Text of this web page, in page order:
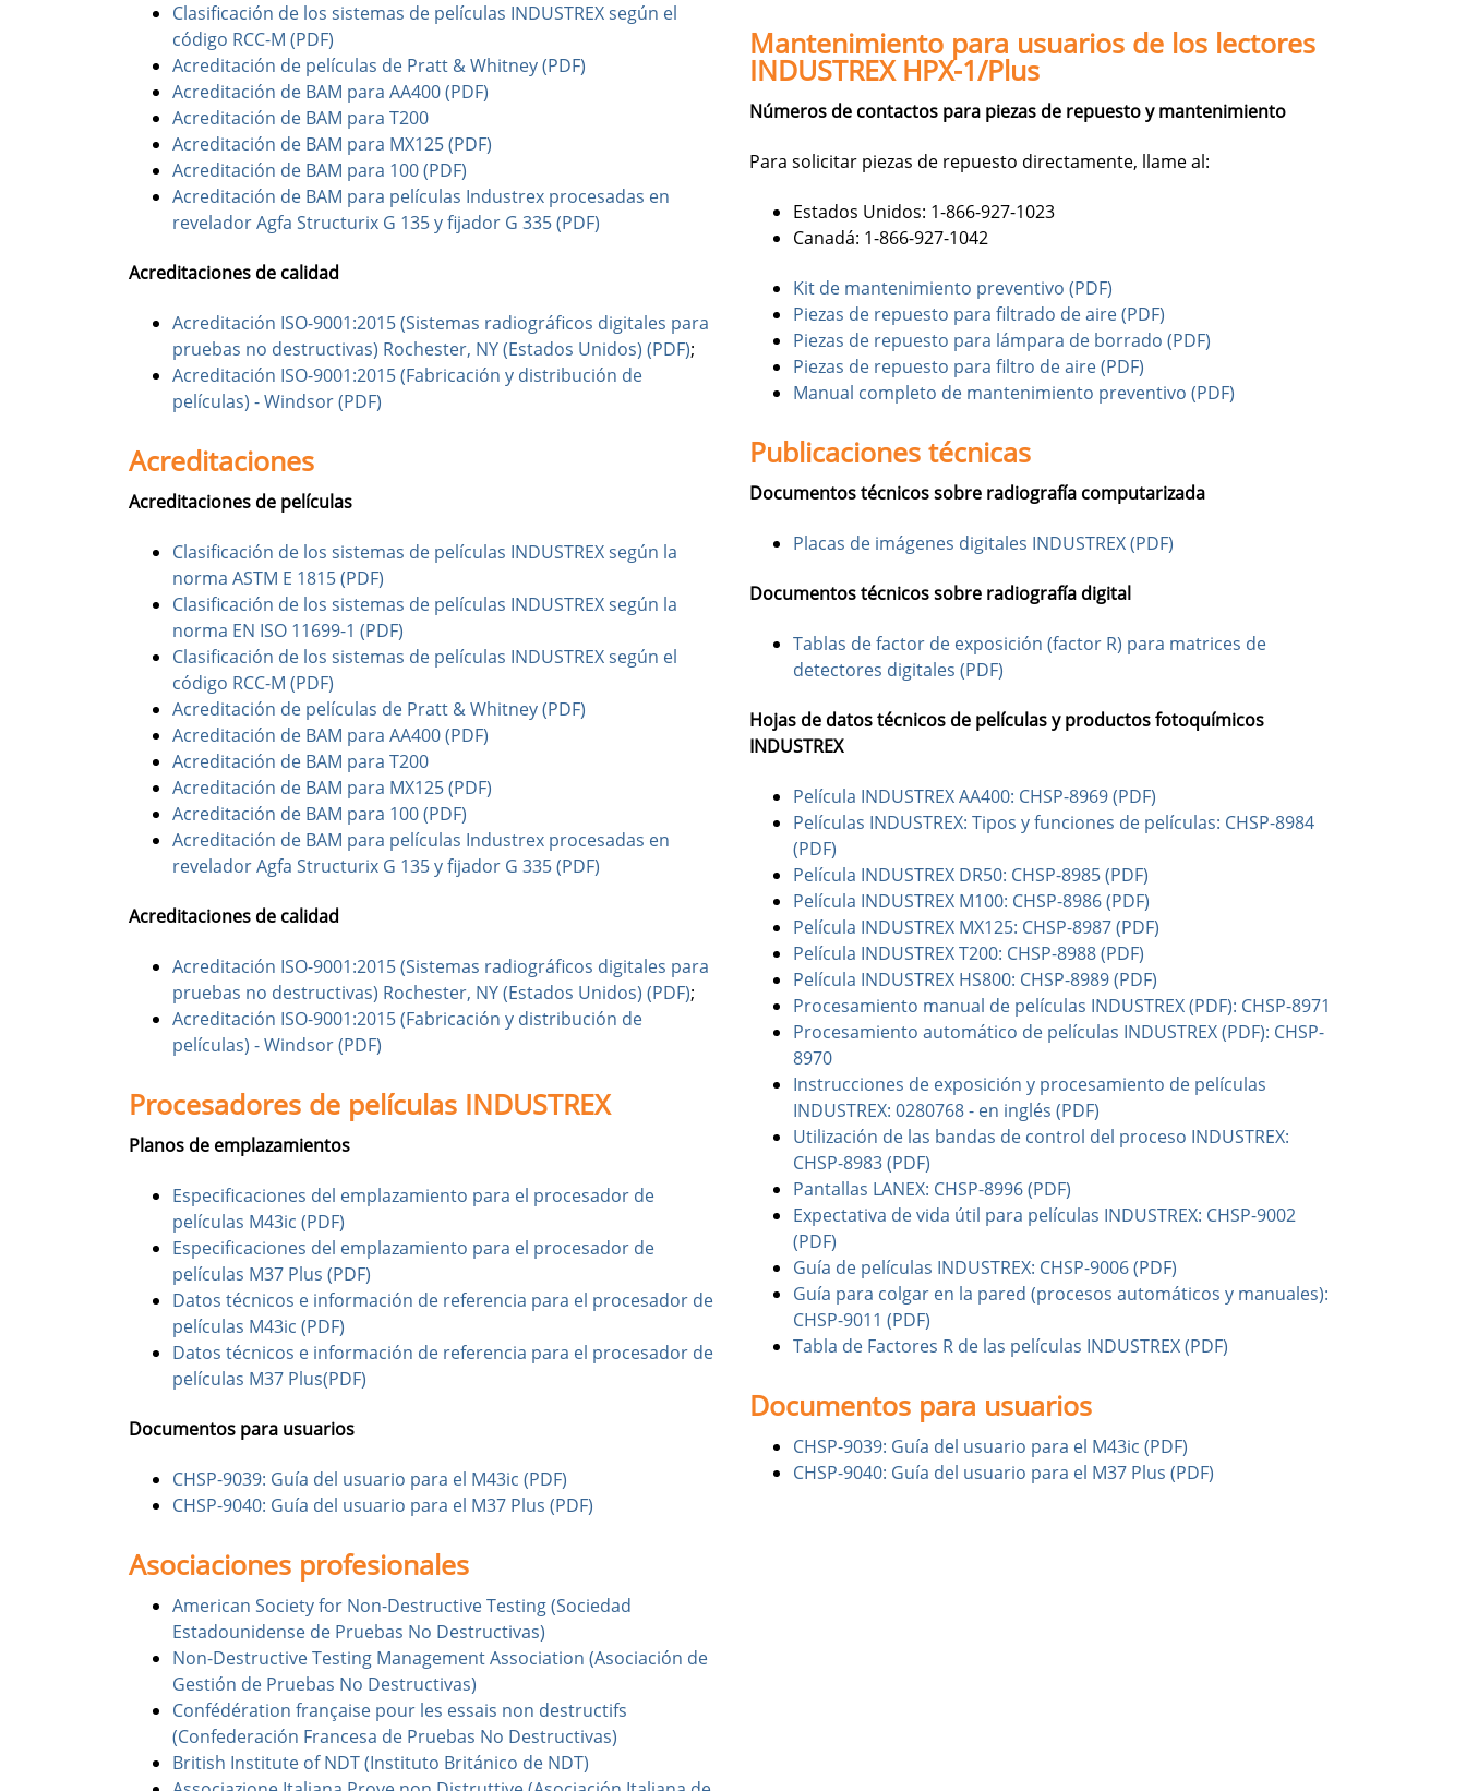
Clasificación de los sistemas de películas INDUSTREX según el
código RCC-M (PDF)
Acreditación de películas de Pratt & Whitney (PDF)
Acreditación de BAM para AA400 (PDF)
Acreditación de BAM para T200
Acreditación de BAM para MX125 (PDF)
Acreditación de BAM para 100 (PDF)
Acreditación de BAM para películas Industrex procesadas en
revelador Agfa Structurix G 135 y fijador G 335 (PDF)
Acreditaciones de calidad
Acreditación ISO-9001:2015 (Sistemas radiográficos digitales para
pruebas no destructivas) Rochester, NY (Estados Unidos) (PDF);
Acreditación ISO-9001:2015 (Fabricación y distribución de
películas) - Windsor (PDF)
Acreditaciones
Acreditaciones de películas
Clasificación de los sistemas de películas INDUSTREX según la
norma ASTM E 1815 (PDF)
Clasificación de los sistemas de películas INDUSTREX según la
norma EN ISO 11699-1 (PDF)
Clasificación de los sistemas de películas INDUSTREX según el
código RCC-M (PDF)
Acreditación de películas de Pratt & Whitney (PDF)
Acreditación de BAM para AA400 (PDF)
Acreditación de BAM para T200
Acreditación de BAM para MX125 (PDF)
Acreditación de BAM para 100 (PDF)
Acreditación de BAM para películas Industrex procesadas en
revelador Agfa Structurix G 135 y fijador G 335 (PDF)
Acreditaciones de calidad
Acreditación ISO-9001:2015 (Sistemas radiográficos digitales para
pruebas no destructivas) Rochester, NY (Estados Unidos) (PDF);
Acreditación ISO-9001:2015 (Fabricación y distribución de
películas) - Windsor (PDF)
Procesadores de películas INDUSTREX
Planos de emplazamientos
Especificaciones del emplazamiento para el procesador de
películas M43ic (PDF)
Especificaciones del emplazamiento para el procesador de
películas M37 Plus (PDF)
Datos técnicos e información de referencia para el procesador de
películas M43ic (PDF)
Datos técnicos e información de referencia para el procesador de
películas M37 Plus(PDF)
Documentos para usuarios
CHSP-9039: Guía del usuario para el M43ic (PDF)
CHSP-9040: Guía del usuario para el M37 Plus (PDF)
Asociaciones profesionales
American Society for Non-Destructive Testing (Sociedad
Estadounidense de Pruebas No Destructivas)
Non-Destructive Testing Management Association (Asociación de
Gestión de Pruebas No Destructivas)
Confédération française pour les essais non destructifs
(Confederación Francesa de Pruebas No Destructivas)
British Institute of NDT (Instituto Británico de NDT)
Mantenimiento para usuarios de los lectores
INDUSTREX HPX-1/Plus
Números de contactos para piezas de repuesto y mantenimiento
Para solicitar piezas de repuesto directamente, llame al:
Estados Unidos: 1-866-927-1023
Canadá: 1-866-927-1042
Kit de mantenimiento preventivo (PDF)
Piezas de repuesto para filtrado de aire (PDF)
Piezas de repuesto para lámpara de borrado (PDF)
Piezas de repuesto para filtro de aire (PDF)
Manual completo de mantenimiento preventivo (PDF)
Publicaciones técnicas
Documentos técnicos sobre radiografía computarizada
Placas de imágenes digitales INDUSTREX (PDF)
Documentos técnicos sobre radiografía digital
Tablas de factor de exposición (factor R) para matrices de
detectores digitales (PDF)
Hojas de datos técnicos de películas y productos fotoquímicos
INDUSTREX
Película INDUSTREX AA400: CHSP-8969 (PDF)
Películas INDUSTREX: Tipos y funciones de películas: CHSP-8984
(PDF)
Película INDUSTREX DR50: CHSP-8985 (PDF)
Película INDUSTREX M100: CHSP-8986 (PDF)
Película INDUSTREX MX125: CHSP-8987 (PDF)
Película INDUSTREX T200: CHSP-8988 (PDF)
Película INDUSTREX HS800: CHSP-8989 (PDF)
Procesamiento manual de películas INDUSTREX (PDF): CHSP-8971
Procesamiento automático de películas INDUSTREX (PDF): CHSP-
8970
Instrucciones de exposición y procesamiento de películas
INDUSTREX: 0280768 - en inglés (PDF)
Utilización de las bandas de control del proceso INDUSTREX:
CHSP-8983 (PDF)
Pantallas LANEX: CHSP-8996 (PDF)
Expectativa de vida útil para películas INDUSTREX: CHSP-9002
(PDF)
Guía de películas INDUSTREX: CHSP-9006 (PDF)
Guía para colgar en la pared (procesos automáticos y manuales):
CHSP-9011 (PDF)
Tabla de Factores R de las películas INDUSTREX (PDF)
Documentos para usuarios
CHSP-9039: Guía del usuario para el M43ic (PDF)
CHSP-9040: Guía del usuario para el M37 Plus (PDF)